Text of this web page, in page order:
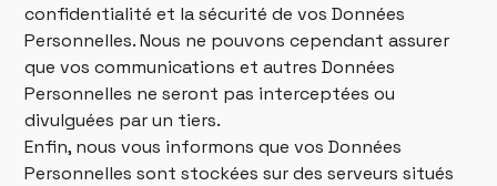
confidentialité et la sécurité de vos Données
Personnelles. Nous ne pouvons cependant assurer
que vos communications et autres Données
Personnelles ne seront pas interceptées ou
divulguées par un tiers.
Enfin, nous vous informons que vos Données
Personnelles sont stockées sur des serveurs situés